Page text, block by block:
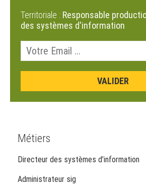
Territoriale : Responsable
des systèmes d'information
Métiers
Directeur des systèmes d’information
Administrateur sig